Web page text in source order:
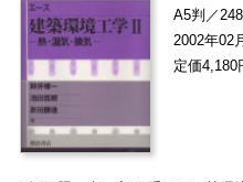
A5判／
2002年02
定価4,180